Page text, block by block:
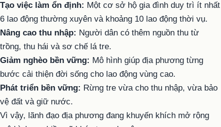
Tạo việc làm ổn định: Một cơ sở hộ gia đình duy trì ít nhất
6 lao động thường xuyên và khoảng 10 lao động thời vụ.
Nâng cao thu nhập: Người dân có thêm nguồn thu từ
trồng, thu hái và sơ chế lá tre.
Giảm nghèo bền vững: Mô hình giúp địa phương từng
bước cải thiện đời sống cho lao động vùng cao.
Phát triển bền vững: Rừng tre vừa cho thu nhập, vừa bảo
vệ đất và giữ nước.
Vì vậy, lãnh đạo địa phương đang khuyến khích mở rộng